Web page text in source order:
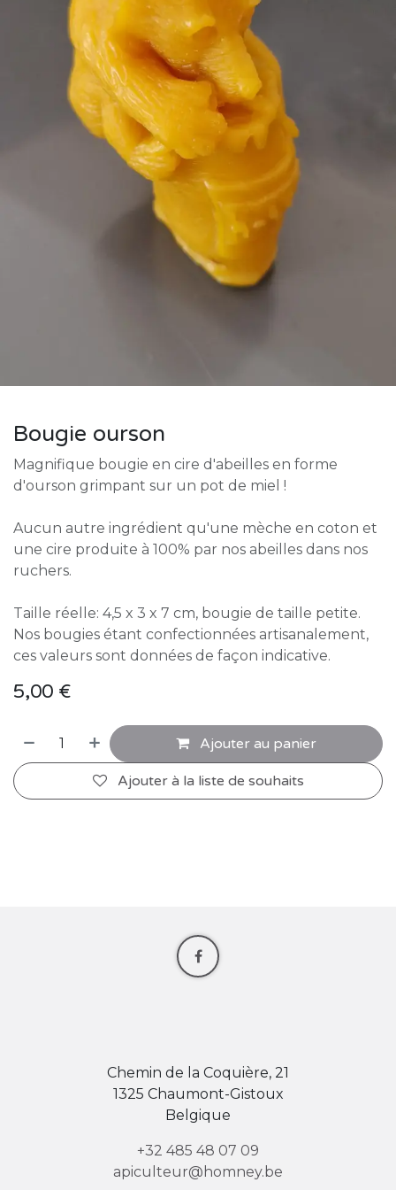
Bougie ourson
Magnifique bougie en cire d'abeilles en forme
d'ourson grimpant sur un pot de miel !
Aucun autre ingrédient qu'une mèche en coton et
une cire produite à 100% par nos abeilles dans nos
ruchers.
Taille réelle: 4,5 x 3 x 7 cm, bougie de taille petite.
Nos bougies étant confectionnées artisanalement,
ces valeurs sont données de façon indicative.
5,00 €
Ajouter au panier
Ajouter à la liste de souhaits
Chemin de la Coquière, 21
1325 Chaumont-Gistoux
Belgique
+32 485 48 07 09
apiculteur@homney.be